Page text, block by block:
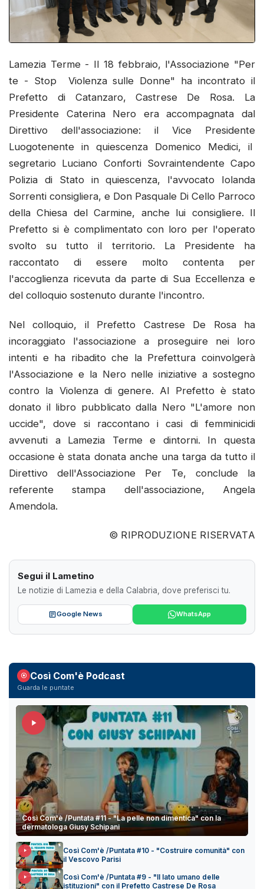
Lamezia Terme - Il 18 febbraio, l'Associazione "Per
te - Stop Violenza sulle Donne" ha incontrato il
Prefetto di Catanzaro, Castrese De Rosa. La
Presidente Caterina Nero era accompagnata dal
Direttivo dell'associazione: il Vice Presidente
Luogotenente in quiescenza Domenico Medici, il
segretario Luciano Conforti Sovraintendente Capo
Polizia di Stato in quiescenza, l'avvocato Iolanda
Sorrenti consigliera, e Don Pasquale Di Cello Parroco
della Chiesa del Carmine, anche lui consigliere. Il
Prefetto si è complimentato con loro per l'operato
svolto su tutto il territorio. La Presidente ha
raccontato di essere molto contenta per
l'accoglienza ricevuta da parte di Sua Eccellenza e
del colloquio sostenuto durante l'incontro.
Nel colloquio, il Prefetto Castrese De Rosa ha
incoraggiato l'associazione a proseguire nei loro
intenti e ha ribadito che la Prefettura coinvolgerà
l'Associazione e la Nero nelle iniziative a sostegno
contro la Violenza di genere. Al Prefetto è stato
donato il libro pubblicato dalla Nero "L'amore non
uccide", dove si raccontano i casi di femminicidi
avvenuti a Lamezia Terme e dintorni. In questa
occasione è stata donata anche una targa da tutto il
Direttivo dell'Associazione Per Te, conclude la
referente stampa dell'associazione, Angela
Amendola.
© RIPRODUZIONE RISERVATA
Segui il Lametino
Le notizie di Lamezia e della Calabria, dove preferisci tu.
Google News WhatsApp
Così Com'è Podcast
Guarda le puntate
Così Com'è /Puntata #11 - "La pelle non dimentica" con la
dermatologa Giusy Schipani
Così Com'è /Puntata #10 - "Costruire comunità" con
il Vescovo Parisi
Così Com'è /Puntata #9 - "Il lato umano delle
istituzioni" con il Prefetto Castrese De Rosa